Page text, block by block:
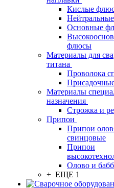
Кислые
Основные
флюсы
Материалы для
титана
Проволока
Материалы
назначения
Строжка и
Припои
Припои
свинцовые
Припои
Олово и
+ ЕЩЕ 1